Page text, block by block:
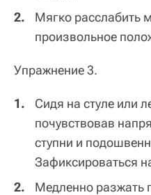
Мягко расслабить
произвольное
Упражнение 3.
Сидя на стуле или
почувствовав
ступни и
Зафиксироваться
Медленно разжать